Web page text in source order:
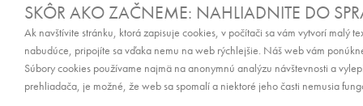
SKÔR AKO ZAČNEME: NAHLIADNITE DO
Ak navštívite stránku, ktorá zapisuje cookies, v počítači sa vám vytvorí malý
nabudúce, pripojíte sa vďaka nemu na web rýchlejšie. Náš web vám
Súbory cookies používame najmä na anonymnú analýzu návštevnosti a
prehliadača, je možné, že web sa spomalí a niektoré jeho časti nemusia